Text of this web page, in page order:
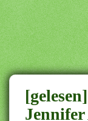
n
t
e
n
t
Jennifer